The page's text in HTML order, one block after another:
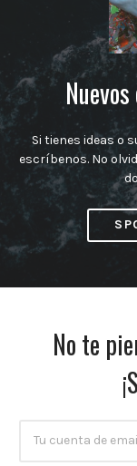
Si tienes ideas o
escríbenos. No
No te
Email